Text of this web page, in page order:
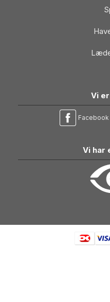
Vi
Facebook
Vi har